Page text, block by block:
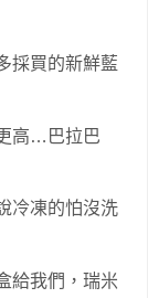
採買的新鮮藍
高…巴拉巴
冷凍的怕沒洗
給我們，瑞米